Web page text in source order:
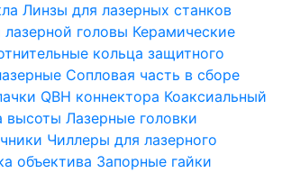
Линзы для лазерных станков
головы Керамические
кольца защитного
Сопловая часть в сборе
QBH коннектора Коаксиальный
высоты Лазерные головки
Чиллеры для лазерного
объектива Запорные гайки